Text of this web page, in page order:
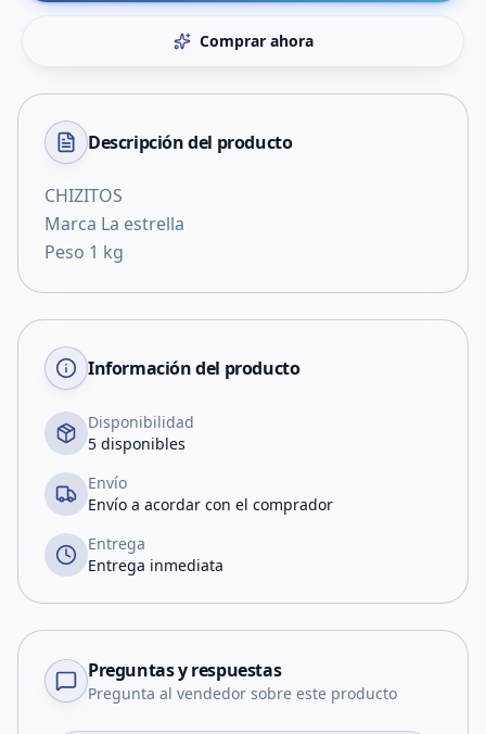
Comprar ahora
Descripción del producto
CHIZITOS
Marca La estrella
Peso 1 kg
Información del producto
Disponibilidad
5 disponibles
Envío
Envío a acordar con el comprador
Entrega
Entrega inmediata
Preguntas y respuestas
Pregunta al vendedor sobre este producto